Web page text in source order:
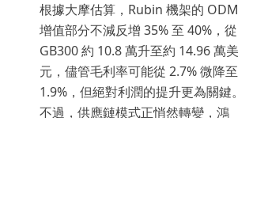
根據大摩估算，Rubin 機架的 ODM
增值部分不減反增 35% 至 40%，從
GB300 約 10.8 萬升至約 14.96 萬美
元，儘管毛利率可能從 2.7% 微降至
1.9%，但絕對利潤的提升更為關鍵。
不過，供應鏈模式正悄然轉變，鴻